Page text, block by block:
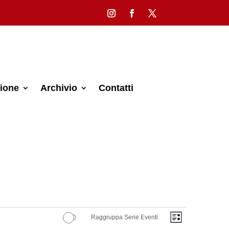
Archivio Contatti
Viste
Evento
Lista
Raggruppa Serie Eventi